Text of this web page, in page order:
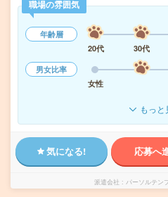
職場の雰囲気
年齢層
20代
30代
男女比率
女性
もっと
気になる! 応募へ
派遣会社 パーソルテン